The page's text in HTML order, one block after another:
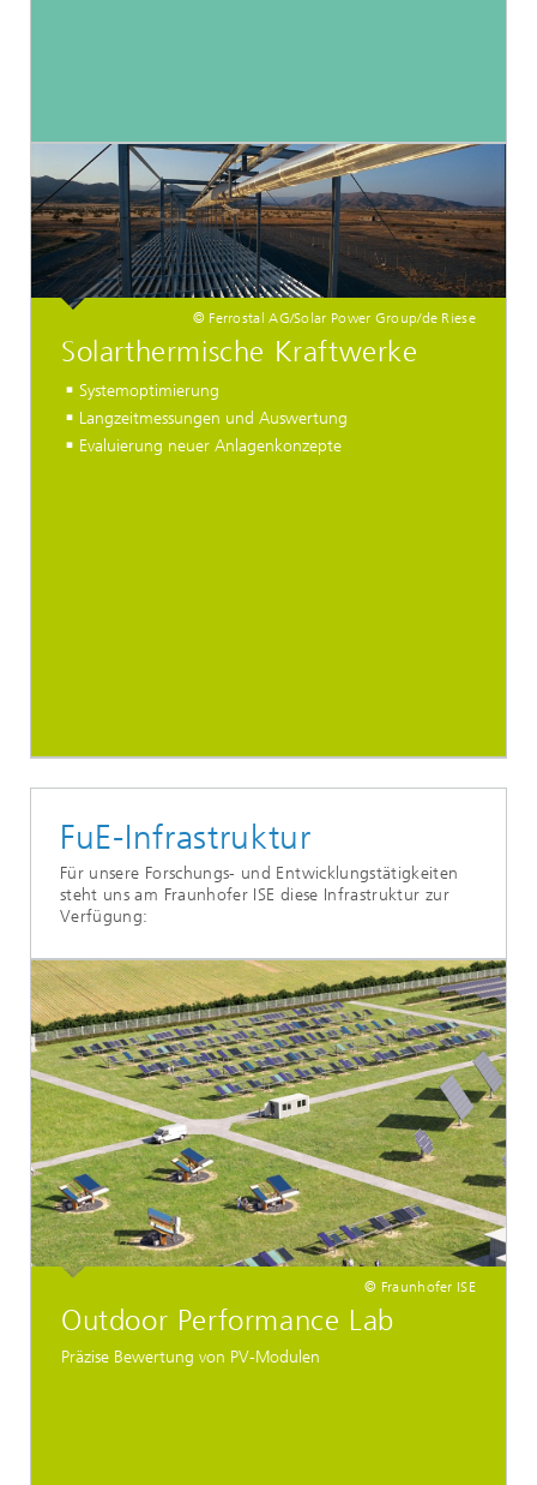
© Ferrostal AG/Solar Power Group/de Riese
Solarthermische Kraftwerke
Systemoptimierung
Langzeitmessungen und Auswertung
Evaluierung neuer Anlagenkonzepte
FuE-Infrastruktur
Für unsere Forschungs- und Entwicklungstätigkeiten
steht uns am Fraunhofer ISE diese Infrastruktur zur
Verfügung:
© Fraunhofer ISE
Outdoor Performance Lab
Präzise Bewertung von PV-Modulen